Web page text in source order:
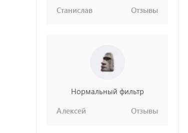
Станислав Отзывы
Нормальный фильтр
Алексей
Отзывы